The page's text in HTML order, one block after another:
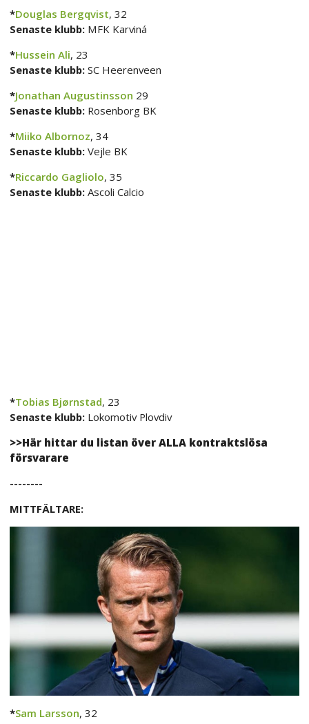
*Douglas Bergqvist, 32
Senaste klubb: MFK Karviná
*Hussein Ali, 23
Senaste klubb: SC Heerenveen
*Jonathan Augustinsson 29
Senaste klubb: Rosenborg BK
*Miiko Albornoz, 34
Senaste klubb: Vejle BK
*Riccardo Gagliolo, 35
Senaste klubb: Ascoli Calcio
*Tobias Bjørnstad, 23
Senaste klubb: Lokomotiv Plovdiv
>>Här hittar du listan över ALLA kontraktslösa
försvarare
--------
MITTFÄLTARE:
*Sam Larsson, 32